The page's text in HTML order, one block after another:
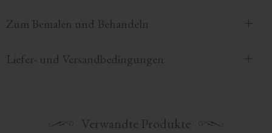
Zum Bemalen und Behandeln
Liefer- und Versandbedingungen
Verwandte Produkte